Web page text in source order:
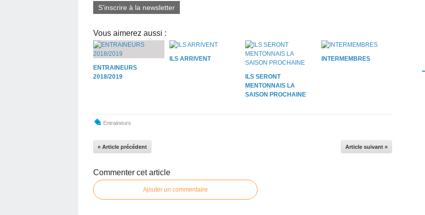
S'inscrire à la newsletter
Vous aimerez aussi :
ENTRAINEURS
2018/2019
ILS ARRIVENT
ILS SERONT
MENTONNAIS LA
SAISON PROCHAINE
INTERMEMBRES
Entraineurs
« Article précédent Article suivant »
Commenter cet article
Ajouter un commentaire